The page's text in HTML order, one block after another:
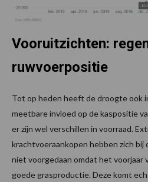
Vooruitzichten:
ruwvoerpositie
Tot op heden heeft de droogte ook
meetbare invloed op de kaspositie
er zijn wel verschillen in voorraad.
krachtvoeraankopen hebben zich bij
niet voorgedaan omdat het voorjaar
goede grasproductie. Deze komt